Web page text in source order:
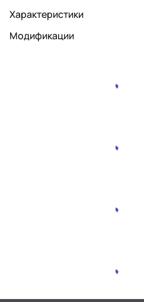
Характеристики
Модификации